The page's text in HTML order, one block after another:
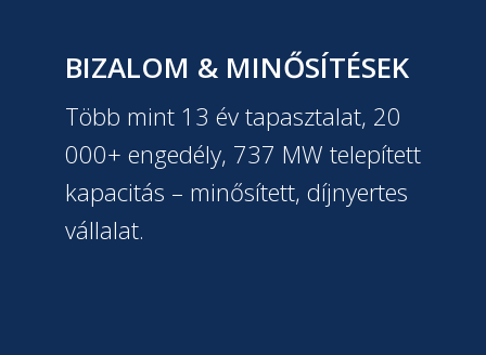
BIZALOM & MINŐSÍTÉSEK
Több mint 13 év tapasztalat, 20
000+ engedély, 737 MW telepített
kapacitás – minősített, díjnyertes
vállalat.